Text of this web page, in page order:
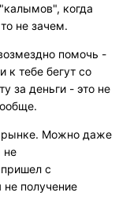
когда
не зачем.
помочь -
тебе бегут со
за деньги - это не
рынке. Можно даже
не
с
не получение